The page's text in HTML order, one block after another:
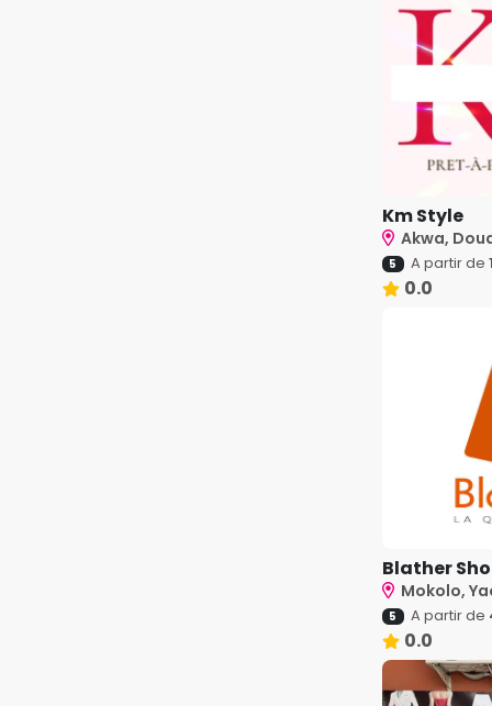
Km Style
Akwa,
5 A partir de
0.0
Blather
Mokolo,
5 A partir de
0.0